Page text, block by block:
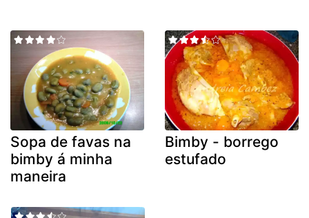
Sopa de favas na
bimby á minha
maneira
Bimby - borrego
estufado